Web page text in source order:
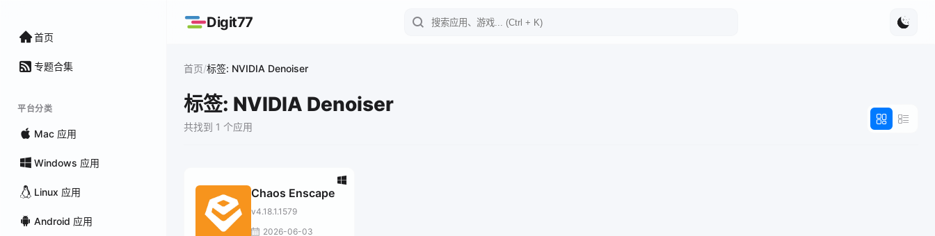
首页
专题合集
平台分类
Mac 应用
Windows 应用
Linux 应用
Android 应用
Digit77
首页/标签: NVIDIA Denoiser
标签: NVIDIA Denoiser
共找到 1 个应用
Chaos Enscape
v4.18.1.1579
2026-06-03